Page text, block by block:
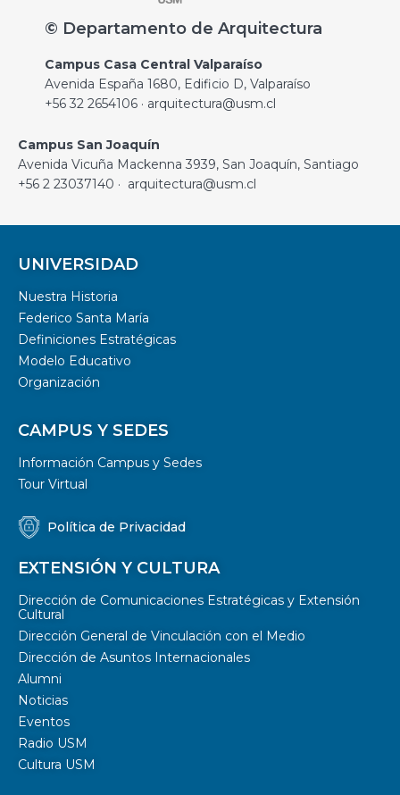
© Departamento de Arquitectura
Campus Casa Central Valparaíso
Avenida España 1680, Edificio D, Valparaíso
+56 32 2654106 · arquitectura@usm.cl
Campus San Joaquín
Avenida Vicuña Mackenna 3939, San Joaquín, Santiago
+56 2 23037140 · arquitectura@usm.cl
UNIVERSIDAD
Nuestra Historia
Federico Santa María
Definiciones Estratégicas
Modelo Educativo
Organización
CAMPUS Y SEDES
Información Campus y Sedes
Tour Virtual
Política de Privacidad
EXTENSIÓN Y CULTURA
Dirección de Comunicaciones Estratégicas y Extensión
Cultural
Dirección General de Vinculación con el Medio
Dirección de Asuntos Internacionales
Alumni
Noticias
Eventos
Radio USM
Cultura USM